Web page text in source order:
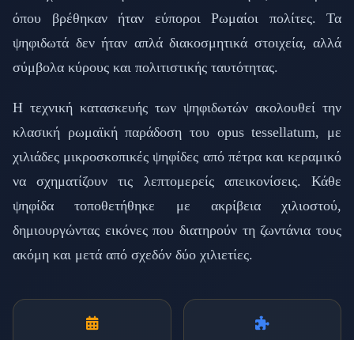
όπου βρέθηκαν ήταν εύποροι Ρωμαίοι πολίτες. Τα
ψηφιδωτά δεν ήταν απλά διακοσμητικά στοιχεία, αλλά
σύμβολα κύρους και πολιτιστικής ταυτότητας.
Η τεχνική κατασκευής των ψηφιδωτών ακολουθεί την
κλασική ρωμαϊκή παράδοση του opus tessellatum, με
χιλιάδες μικροσκοπικές ψηφίδες από πέτρα και κεραμικό
να σχηματίζουν τις λεπτομερείς απεικονίσεις. Κάθε
ψηφίδα τοποθετήθηκε με ακρίβεια χιλιοστού,
δημιουργώντας εικόνες που διατηρούν τη ζωντάνια τους
ακόμη και μετά από σχεδόν δύο χιλιετίες.